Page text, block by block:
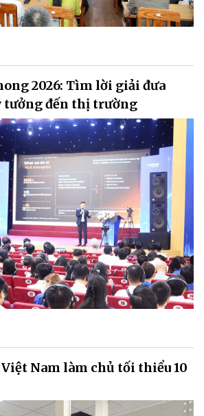
2026: Tìm lời giải đưa
tưởng đến thị trường
Nam làm chủ tối thiểu 10